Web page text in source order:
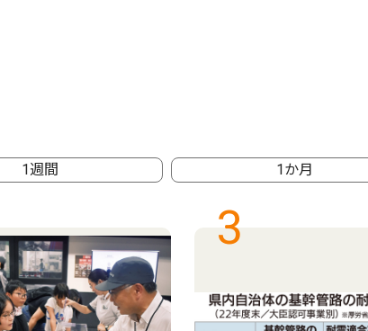
1週間 1か月
3